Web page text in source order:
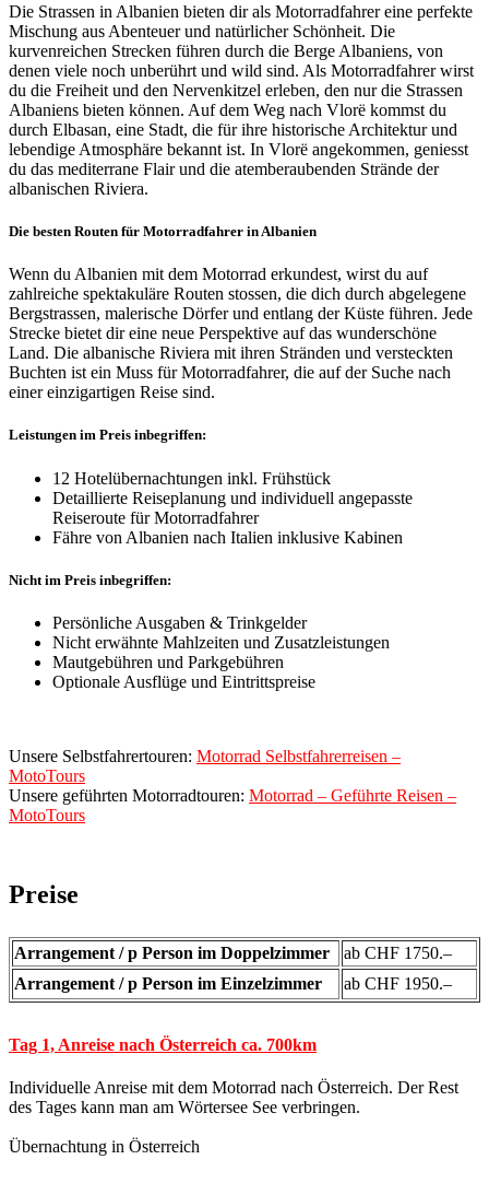
Die Strassen in Albanien bieten dir als Motorradfahrer eine perfekte
Mischung aus Abenteuer und natürlicher Schönheit. Die
kurvenreichen Strecken führen durch die Berge Albaniens, von
denen viele noch unberührt und wild sind. Als Motorradfahrer wirst
du die Freiheit und den Nervenkitzel erleben, den nur die Strassen
Albaniens bieten können. Auf dem Weg nach Vlorë kommst du
durch Elbasan, eine Stadt, die für ihre historische Architektur und
lebendige Atmosphäre bekannt ist. In Vlorë angekommen, geniesst
du das mediterrane Flair und die atemberaubenden Strände der
albanischen Riviera.
Die besten Routen für Motorradfahrer in Albanien
Wenn du Albanien mit dem Motorrad erkundest, wirst du auf
zahlreiche spektakuläre Routen stossen, die dich durch abgelegene
Bergstrassen, malerische Dörfer und entlang der Küste führen. Jede
Strecke bietet dir eine neue Perspektive auf das wunderschöne
Land. Die albanische Riviera mit ihren Stränden und versteckten
Buchten ist ein Muss für Motorradfahrer, die auf der Suche nach
einer einzigartigen Reise sind.
Leistungen im Preis inbegriffen:
12 Hotelübernachtungen inkl. Frühstück
Detaillierte Reiseplanung und individuell angepasste
Reiseroute für Motorradfahrer
Fähre von Albanien nach Italien inklusive Kabinen
Nicht im Preis inbegriffen:
Persönliche Ausgaben & Trinkgelder
Nicht erwähnte Mahlzeiten und Zusatzleistungen
Mautgebühren und Parkgebühren
Optionale Ausflüge und Eintrittspreise
Unsere Selbstfahrertouren: Motorrad Selbstfahrerreisen –
MotoTours
Unsere geführten Motorradtouren: Motorrad – Geführte Reisen –
MotoTours
Preise
Arrangement / p Person im Doppelzimmer
ab CHF 1750.–
Arrangement / p Person im Einzelzimmer
ab CHF 1950.–
Tag 1, Anreise nach Österreich ca. 700km
Individuelle Anreise mit dem Motorrad nach Österreich. Der Rest
des Tages kann man am Wörtersee See verbringen.
Übernachtung in Österreich